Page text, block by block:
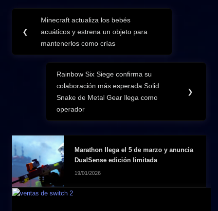
Navegación
de
entradas
❮
Previous
Post:
Minecraft actualiza los bebés
acuáticos y estrena un objeto para
mantenerlos como crías
Next
Post:
Rainbow Six Siege confirma su
colaboración más esperada Solid
Snake de Metal Gear llega como
operador
❯
Marathon llega el 5 de marzo y anuncia
DualSense edición limitada
19/01/2026